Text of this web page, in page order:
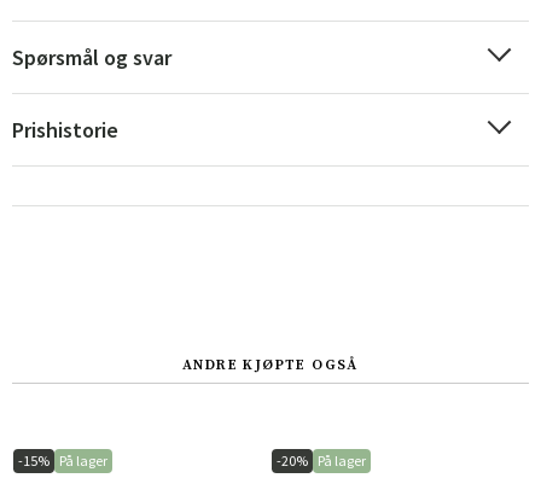
Spørsmål og svar
Prishistorie
ANDRE KJØPTE OGSÅ
-15% På lager -20% På lager